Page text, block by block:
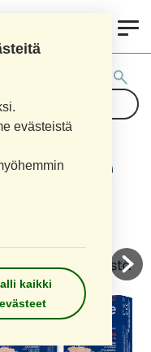
evästeistä
kaikki
evästeet